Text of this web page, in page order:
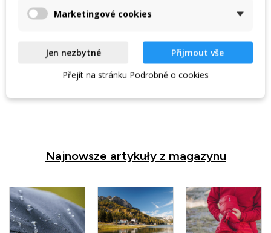
Doldy Wanaka 40 posiada dwie
komory z dostępem od góry i od...
3 180 Kč
poliester.
80 Kč
Najnowsze artykuły z magazynu
Marketingové cookies
Jen nezbytné
Přijmout vše
Přejít na stránku Podrobně o cookies